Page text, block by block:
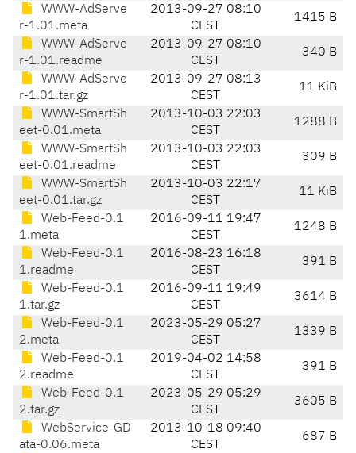
WWW-AdServe
r-1.01.meta
2013-09-27 08:10
CEST
1415 B
WWW-AdServe
r-1.01.readme
2013-09-27 08:10
CEST
340 B
WWW-AdServe
r-1.01.tar.gz
2013-09-27 08:13
CEST
11 KiB
WWW-SmartSh
eet-0.01.meta
2013-10-03 22:03
CEST
1288 B
WWW-SmartSh
eet-0.01.readme
2013-10-03 22:03
CEST
309 B
WWW-SmartSh
eet-0.01.tar.gz
2013-10-03 22:17
CEST
11 KiB
Web-Feed-0.1
1.meta
2016-09-11 19:47
CEST
1248 B
Web-Feed-0.1
1.readme
2016-08-23 16:18
CEST
391 B
Web-Feed-0.1
1.tar.gz
2016-09-11 19:49
CEST
3614 B
Web-Feed-0.1
2.meta
2023-05-29 05:27
CEST
1339 B
Web-Feed-0.1
2.readme
2019-04-02 14:58
CEST
391 B
Web-Feed-0.1
2.tar.gz
2023-05-29 05:29
CEST
3605 B
WebService-GD
ata-0.06.meta
2013-10-18 09:40
CEST
687 B